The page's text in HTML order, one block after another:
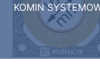
KOMIN